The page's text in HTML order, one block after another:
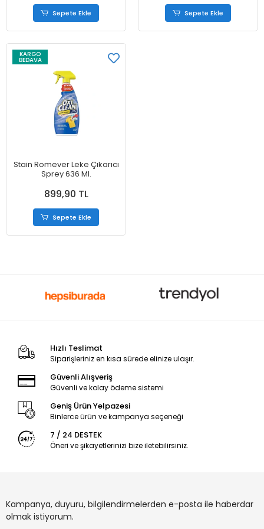
Sepete Ekle Sepete Ekle
KARGO
BEDAVA
Stain Romever Leke Çıkarıcı
Sprey 636 Ml.
899,90 TL
Sepete Ekle
Hızlı Teslimat
Siparişleriniz en kısa sürede elinize ulaşır.
Güvenli Alışveriş
Güvenli ve kolay ödeme sistemi
Geniş Ürün Yelpazesi
Binlerce ürün ve kampanya seçeneği
7 / 24 DESTEK
Öneri ve şikayetlerinizi bize iletebilirsiniz.
Kampanya, duyuru, bilgilendirmelerden e-posta ile haberdar
olmak istiyorum.